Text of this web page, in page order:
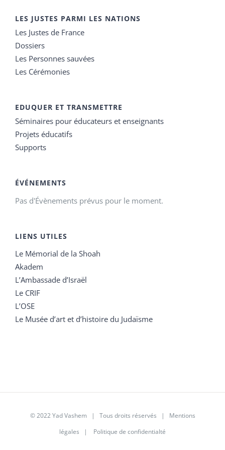
LES JUSTES PARMI LES NATIONS
Les Justes de France
Dossiers
Les Personnes sauvées
Les Cérémonies
EDUQUER ET TRANSMETTRE
Séminaires pour éducateurs et enseignants
Projets éducatifs
Supports
ÉVÉNEMENTS
Pas d'Évènements prévus pour le moment.
LIENS UTILES
Le Mémorial de la Shoah
Akadem
L’Ambassade d’Israël
Le CRIF
L’OSE
Le Musée d’art et d’histoire du Judaïsme
© 2022 Yad Vashem | Tous droits réservés | Mentions
légales | Politique de confidentialté